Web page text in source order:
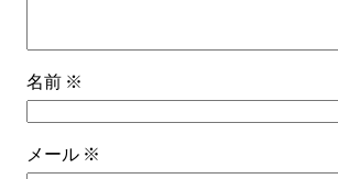
名前 ※
メール ※